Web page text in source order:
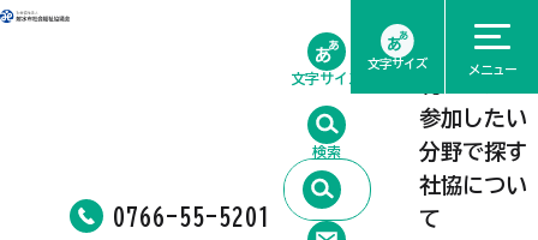
0766-55-5201
文字サイズ
検索
文字サイズ
メニュー
相談したい
参加したい
分野で探す
社協につい
て